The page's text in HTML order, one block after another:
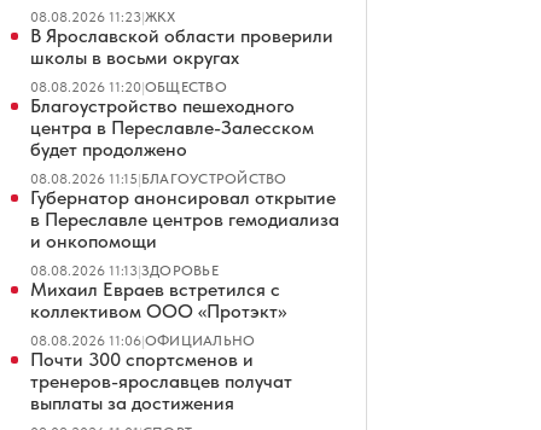
08.08.2026 11:23|ЖКХ
В Ярославской области проверили
школы в восьми округах
08.08.2026 11:20|ОБЩЕСТВО
Благоустройство пешеходного
центра в Переславле-Залесском
будет продолжено
08.08.2026 11:15|БЛАГОУСТРОЙСТВО
Губернатор анонсировал открытие
в Переславле центров гемодиализа
и онкопомощи
08.08.2026 11:13|ЗДОРОВЬЕ
Михаил Евраев встретился с
коллективом ООО «Протэкт»
08.08.2026 11:06|ОФИЦИАЛЬНО
Почти 300 спортсменов и
тренеров-ярославцев получат
выплаты за достижения